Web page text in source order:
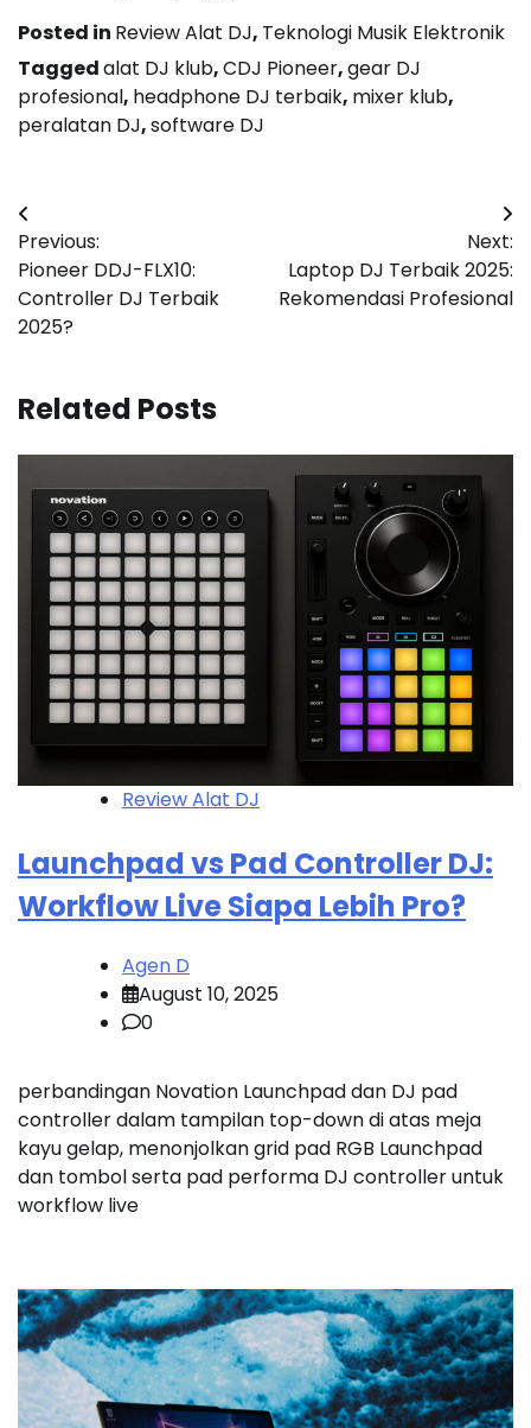
Posted in Review Alat DJ, Teknologi Musik Elektronik
Taggedalat DJ klub,CDJ Pioneer,gear DJ
profesional, headphone DJ terbaik, mixer klub,
peralatan DJ,software DJ
Post
navigation
Previous:
Pioneer DDJ-FLX10:
Controller DJ Terbaik
2025?
Next:
Laptop DJ Terbaik 2025:
Rekomendasi Profesional
Related Posts
Review Alat DJ
Launchpad vs Pad Controller DJ:
Workflow Live Siapa Lebih Pro?
Agen D
August 10, 2025
0
perbandingan Novation Launchpad dan DJ pad
controller dalam tampilan top-down di atas meja
kayu gelap, menonjolkan grid pad RGB Launchpad
dan tombol serta pad performa DJ controller untuk
workflow live